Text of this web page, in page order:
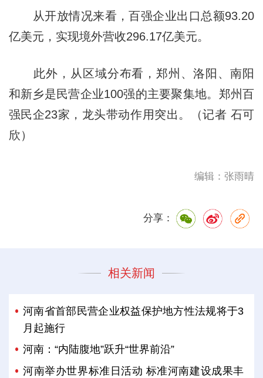
从开放情况来看，百强企业出口总额93.20
亿美元，实现境外营收296.17亿美元。
此外，从区域分布看，郑州、洛阳、南阳
和新乡是民营企业100强的主要聚集地。郑州百
强民企23家，龙头带动作用突出。（记者 石可
欣）
编辑：张雨晴
分享：
相关新闻
河南省首部民营企业权益保护地方性法规将于3
月起施行
河南：“内陆腹地”跃升“世界前沿”
河南举办世界标准日活动 标准河南建设成果丰